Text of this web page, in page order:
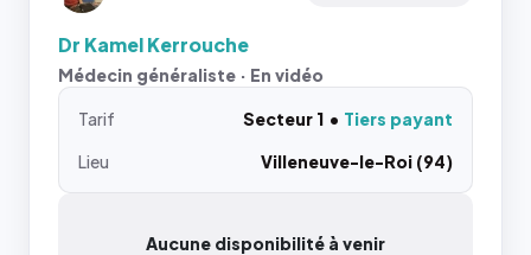
Dr Kamel Kerrouche
Médecin généraliste · En vidéo
Tarif Secteur 1
Tiers payant
Lieu
Villeneuve-le-Roi (94)
Aucune disponibilité à venir